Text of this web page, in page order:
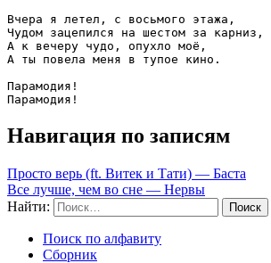
Вчера я летел, с восьмого этажа,
Чудом зацепился на шестом за карниз,
А к вечеру чудо, опухло моё,
А ты повела меня в тупое кино.
Парамодия!
Парамодия!
Навигация по записям
Просто верь (ft. Витек и Тати) — Баста
Все лучше, чем во сне — Нервы
Найти:
Поиск по алфавиту
Сборник